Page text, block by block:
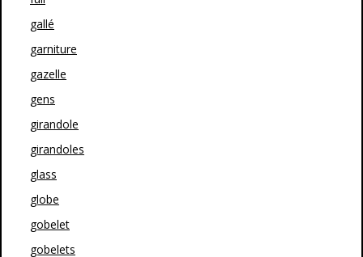
gallé
garniture
gazelle
gens
girandole
girandoles
glass
globe
gobelet
gobelets